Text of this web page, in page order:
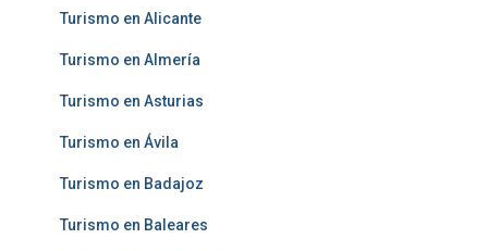
Turismo en Alicante
Turismo en Almería
Turismo en Asturias
Turismo en Ávila
Turismo en Badajoz
Turismo en Baleares